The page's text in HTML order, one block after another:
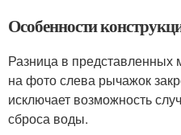
Особенности
Разница в представленных
на фото слева рычажок
исключает возможность
сброса воды.